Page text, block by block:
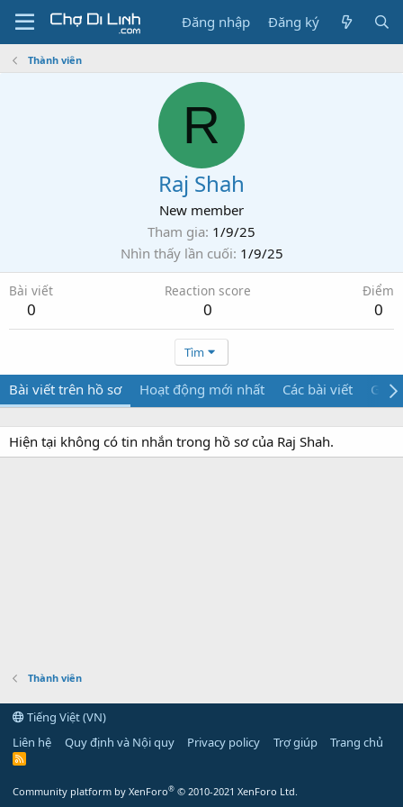
Đăng nhập Đăng ký
Thành viên
R
Raj Shah
New member
Tham gia 1/9/25
Nhìn thấy lần cuối 1/9/25
Bài viết
0
Reaction score
0
Điểm
0
Tìm
Bài viết trên hồ sơ Hoạt động mới nhất Các bài viết Giới
Hiện tại không có tin nhắn trong hồ sơ của Raj Shah.
Thành viên
Tiếng Việt (VN)
Liên hệ
Quy định và Nội quy Privacy policy Trợ giúp Trang chủ
R
Community platform by XenForo® © 2010-2021 XenForo Ltd.